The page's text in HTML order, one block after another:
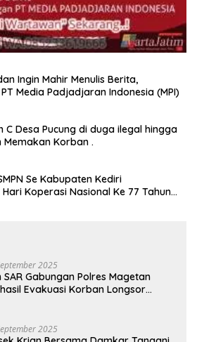
Ingin Mahir Menulis Berita,
Media Padjadjaran Indonesia (MPI)
C Desa Pucung di duga ilegal hingga
Korban .
Se Kabupaten Kediri
2025
SAR Gabungan Polres Magetan
Evakuasi Korban Longsor
2025